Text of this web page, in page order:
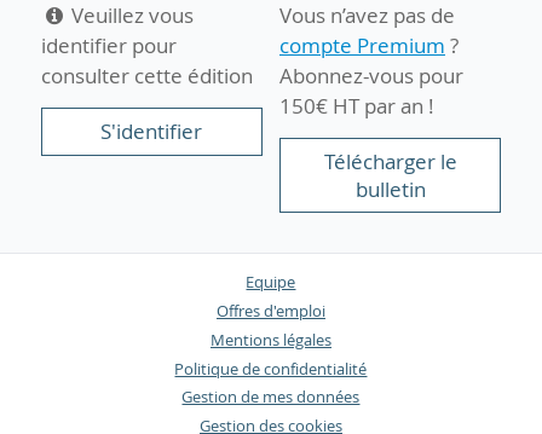
Veuillez vous
identifier pour
consulter cette édition
S'identifier
Vous n’avez pas de
compte Premium ?
Abonnez-vous pour
150€ HT par an !
Télécharger le
bulletin
Equipe
Offres d'emploi
Mentions légales
Politique de confidentialité
Gestion de mes données
Gestion des cookies